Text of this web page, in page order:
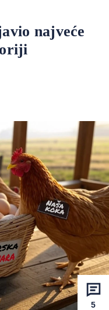
najveće
5